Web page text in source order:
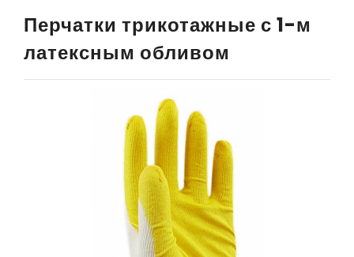
Перчатки трикотажные с 1-м
латексным обливом